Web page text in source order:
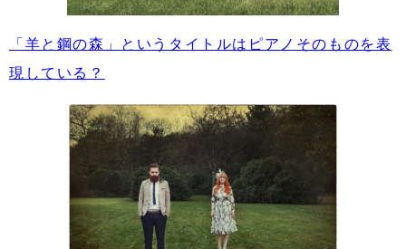
「羊と鋼の森」というタイトルはピアノそのものを表
現している？